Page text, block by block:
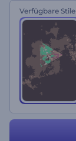
Verfügbare Stile